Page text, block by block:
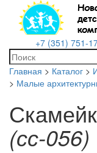
+7 (351) 751-
Главная > Каталог >
> Малые
(сс-056)